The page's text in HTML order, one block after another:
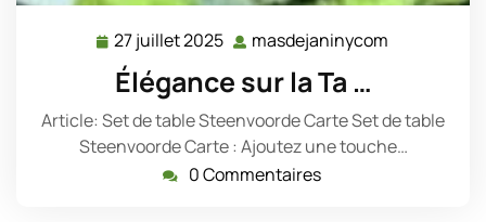
27 juillet 2025 27
2025
masdejaninycom
Élégance sur la Ta …
Article: Set de table Steenvoorde Carte Set de table
Steenvoorde Carte : Ajoutez une touche…
0 Commentaires